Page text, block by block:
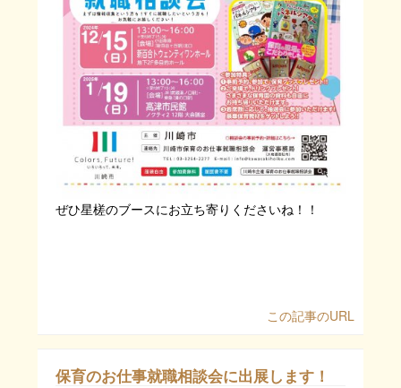
ぜひ星槎のブースにお立ち寄りくださいね！！
この記事のURL
保育のお仕事就職相談会に出展します！